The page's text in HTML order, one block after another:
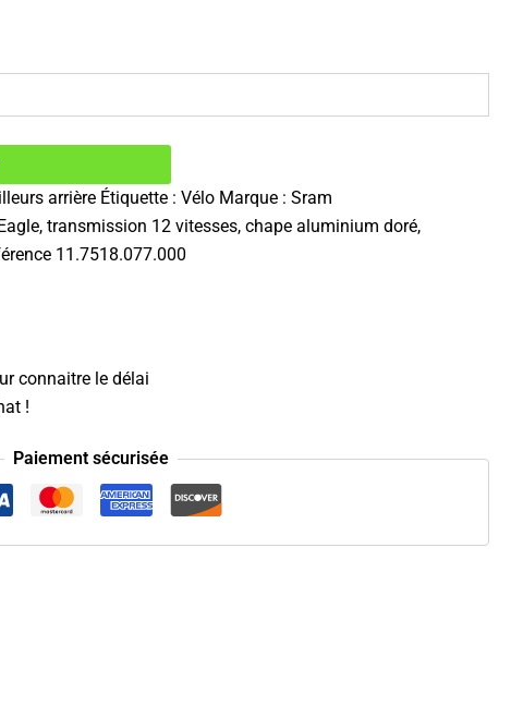
arrière Étiquette : Vélo Marque : Sram
transmission 12 vitesses, chape aluminium doré,
11.7518.077.000
connaitre le délai
!
Paiement sécurisée